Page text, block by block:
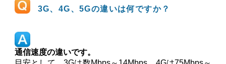
3G、4G、5Gの違いは何ですか？
通信速度の違いです。